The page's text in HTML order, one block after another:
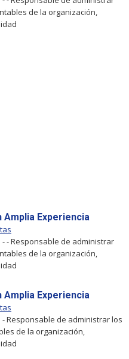
de la organización,
Experiencia
- Responsable de administrar
de la organización,
Experiencia
Responsable de administrar los
de la organización,